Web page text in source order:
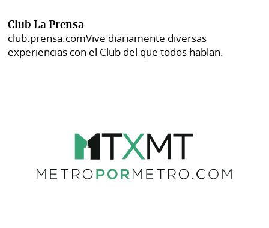
Club La Prensa
club.prensa.comVive diariamente diversas
experiencias con el Club del que todos hablan.